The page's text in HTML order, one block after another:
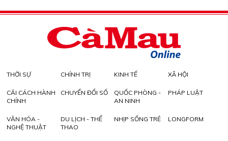
THỜI SỰ CHÍNH TRỊ KINH TẾ XÃ HỘI
CẢI CÁCH HÀNH
CHÍNH
CHUYỂN ĐỔI SỐ
QUỐC PHÒNG -
AN NINH
PHÁP LUẬT
VĂN HÓA -
NGHỆ THUẬT
DU LỊCH - THỂ
THAO
NHỊP SỐNG TRẺ LONGFORM